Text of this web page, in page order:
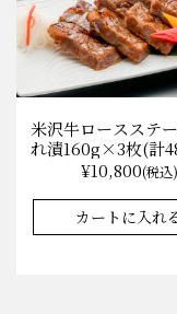
米沢牛ロースステ
れ漬160g×3枚(計
箱入 味噌酒粕漬
送料無料
¥10,800(税込)
★★★★★
★★★★★ 4.9